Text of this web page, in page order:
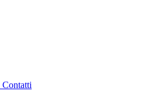
Contatti